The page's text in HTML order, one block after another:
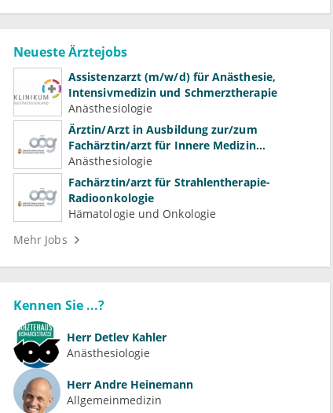
Neueste Ärztejobs
Assistenzarzt (m/w/d) für Anästhesie,
Intensivmedizin und Schmerztherapie
Anästhesiologie
Ärztin/Arzt in Ausbildung zur/zum
Fachärztin/arzt für Innere Medizin
(Kardiologie, Nephrologie, Intensivmedizin)
Anästhesiologie
Fachärztin/arzt für Strahlentherapie-
Radioonkologie
Hämatologie und Onkologie
Mehr Jobs
Kennen Sie ...?
Herr Detlev Kahler
Anästhesiologie
Herr Andre Heinemann
Allgemeinmedizin